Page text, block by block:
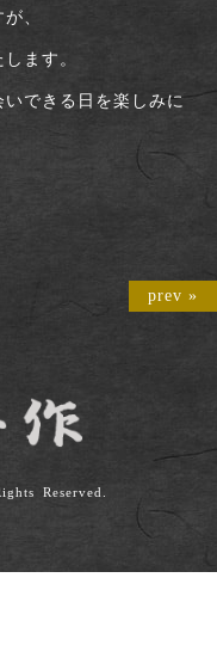
、
ます。
できる日を楽しみに
prev »
Reserved.